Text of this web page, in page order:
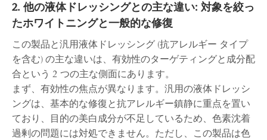
2. 他の液体ドレッシングとの主な違い: 対象を絞っ
たホワイトニングと一般的な修復
この製品と汎用液体ドレッシング (抗アレルギー タイプ
を含む) の主な違いは、有効性のターゲティングと成分配
合という 2 つの主な側面にあります。
まず、有効性の焦点が異なります。汎用の液体ドレッシ
ングは、基本的な修復と抗アレルギー鎮静に重点を置い
ており、目的の美白成分が不足しているため、色素沈着
過剰の問題には対処できません。ただし、この製品は色